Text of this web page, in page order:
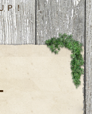
Ｐ！